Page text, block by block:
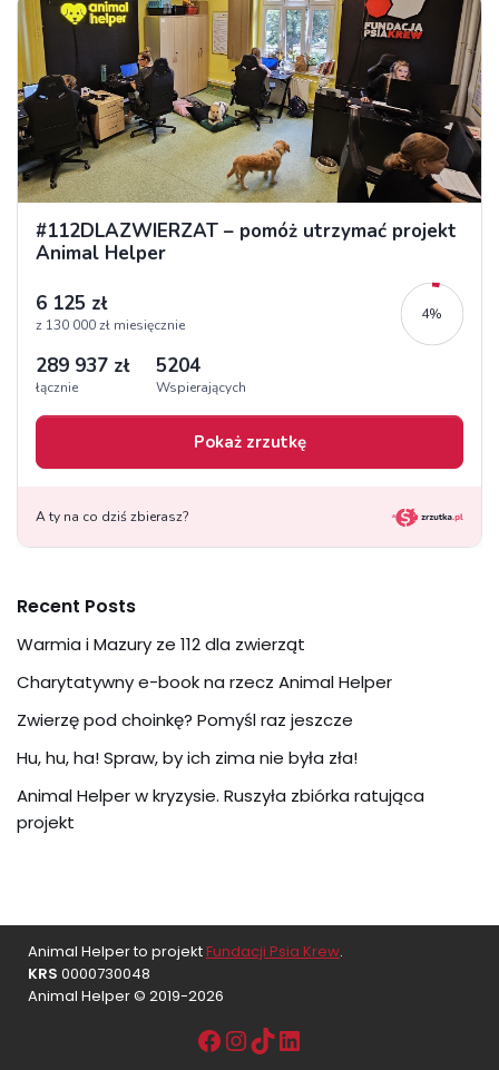
Recent Posts
Warmia i Mazury ze 112 dla zwierząt
Charytatywny e-book na rzecz Animal Helper
Zwierzę pod choinkę? Pomyśl raz jeszcze
Hu, hu, ha! Spraw, by ich zima nie była zła!
Animal Helper w kryzysie. Ruszyła zbiórka ratująca
projekt
Animal Helper to projektFundacji Psia Krew.
KRS 0000730048
Animal Helper © 2019-2026